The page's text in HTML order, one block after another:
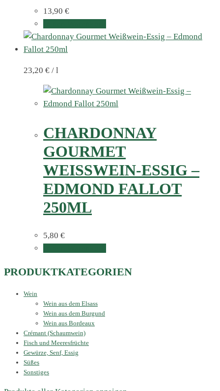
13,90 €
23,20 € / l
CHARDONNAY
GOURMET
WEISSWEIN-ESSIG – E
DMOND FALLOT 2
50ML
5,80 €
PRODUKTKATEGORIEN
Wein
Wein aus dem Elsass
Wein aus dem Burgund
Wein aus Bordeaux
Crémant (Schaumwein)
Fisch und Meeresfrüchte
Gewürze, Senf, Essig
Süßes
Sonstiges